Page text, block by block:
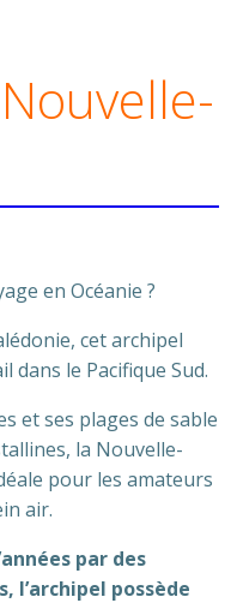
en Océanie ?
cet archipel
dans le Pacifique Sud.
et ses plages de sable
la Nouvelle-
pour les amateurs
air.
par des
l’archipel possède